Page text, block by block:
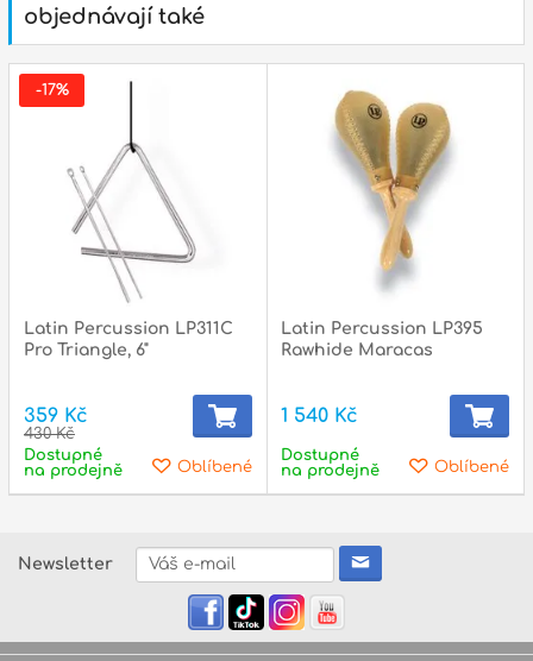
objednávají také
Latin Percussion LP311C
Pro Triangle, 6"
359 Kč
430 Kč
Oblíbené
Dostupné
na prodejně
-17%
Latin Percussion LP395
Rawhide Maracas
1 540 Kč
Oblíbené
Dostupné
na prodejně
Newsletter